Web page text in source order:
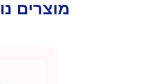
מוצרים